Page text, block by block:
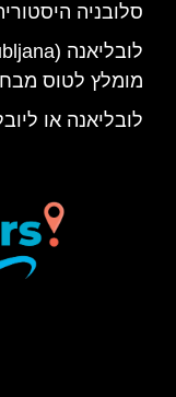
סלובניה
מומלץ לטוס
לובליאנה או